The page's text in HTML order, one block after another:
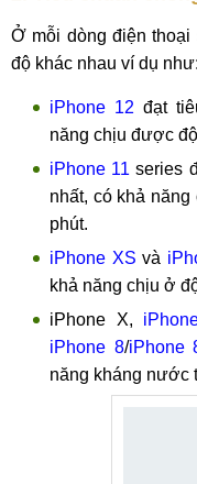
Ở mỗi dòng điện
độ khác nhau ví dụ như:
iPhone 12 đạt
năng chịu được
iPhone 11 series
nhất, có khả
phút.
iPhone XS và
khả năng chịu ở
iPhone X,
iPhone 8/iPhone
năng kháng nước